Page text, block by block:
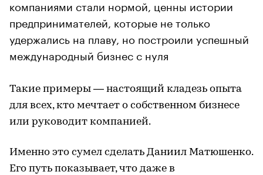
компаниями стали нормой, ценны истории
предпринимателей, которые не только
удержались на плаву, но построили успешный
международный бизнес с нуля
Такие примеры — настоящий кладезь опыта
для всех, кто мечтает о собственном бизнесе
или руководит компанией.
Именно это сумел сделать Даниил Матюшенко.
Его путь показывает, что даже в